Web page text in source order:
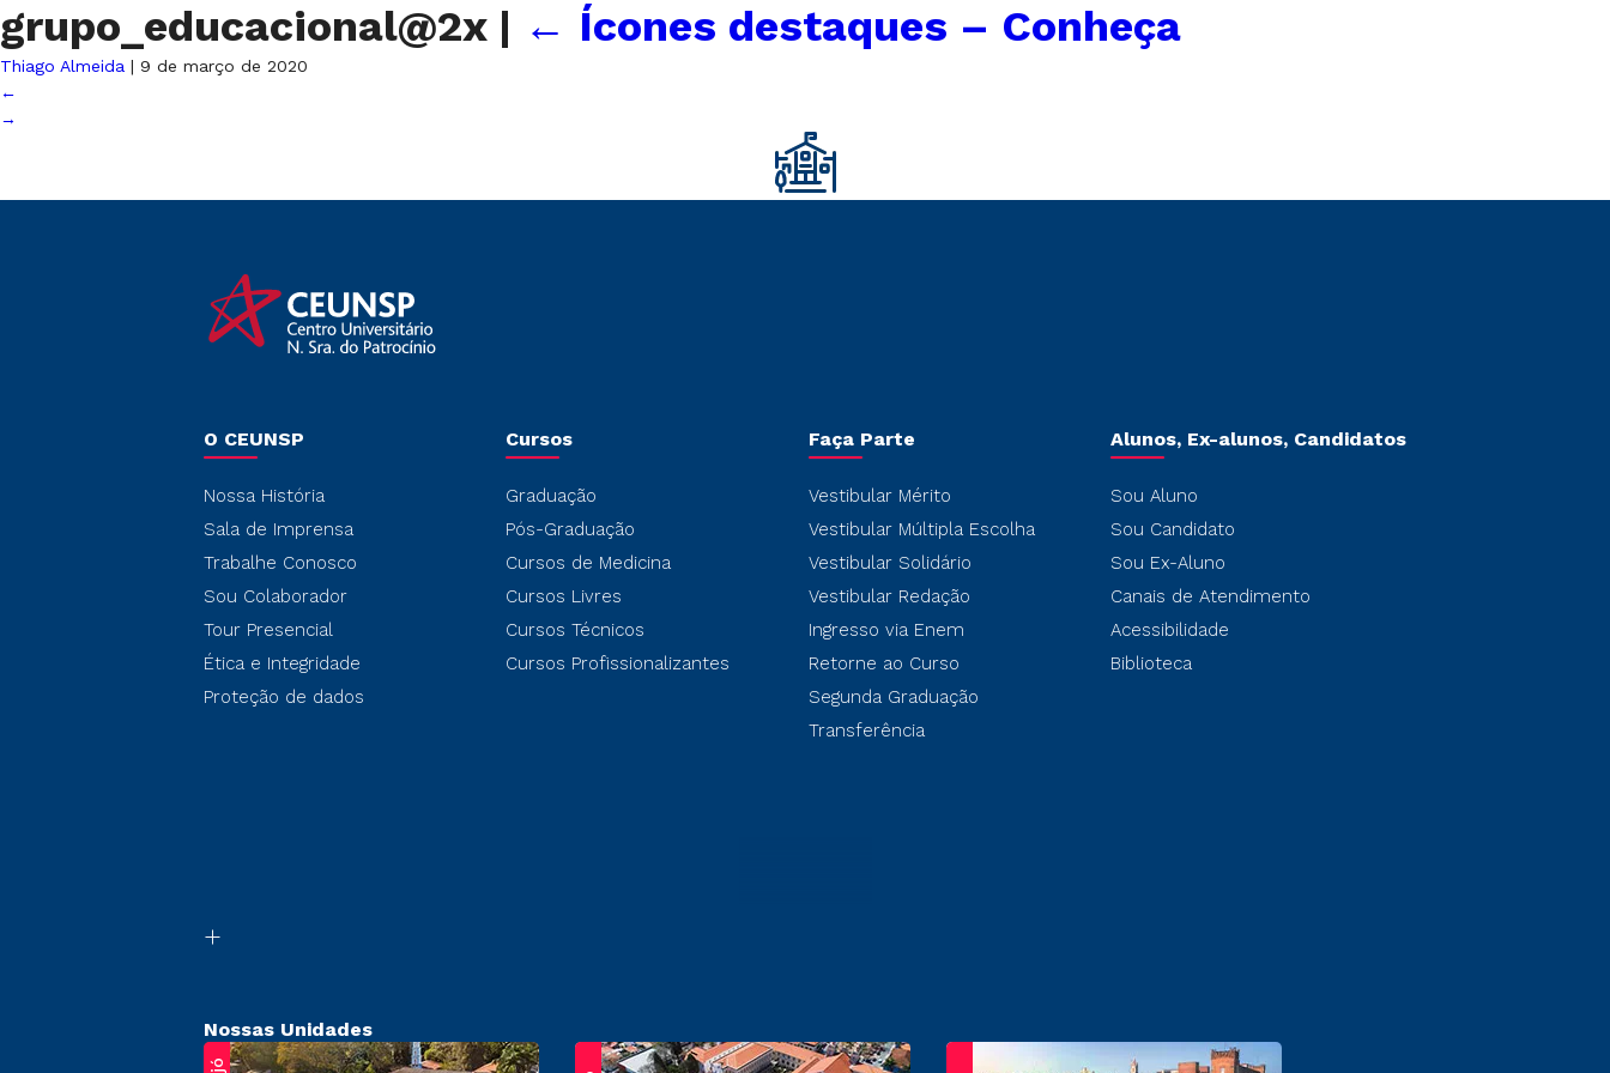
grupo_educacional@2x | ← Ícones destaques – Conheça
Thiago Almeida | 9 de março de 2020
←
→
O CEUNSP
Nossa História
Sala de Imprensa
Trabalhe Conosco
Sou Colaborador
Tour Presencial
Ética e Integridade
Proteção de dados
Cursos
Graduação
Pós-Graduação
Cursos de Medicina
Cursos Livres
Cursos Técnicos
Cursos Profissionalizantes
Faça Parte
Vestibular Mérito
Vestibular Múltipla Escolha
Vestibular Solidário
Vestibular Redação
Ingresso via Enem
Retorne ao Curso
Segunda Graduação
Transferência
Alunos, Ex-alunos, Candidatos
Sou Aluno
Sou Candidato
Sou Ex-Aluno
Canais de Atendimento
Acessibilidade
Biblioteca
Nossas Unidades